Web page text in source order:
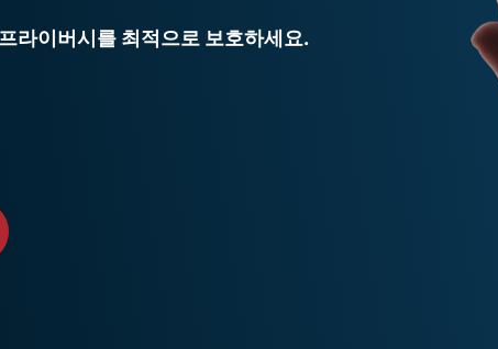
합니다.
최초의 소비자
라이버시를 최적으로 보호하세요.